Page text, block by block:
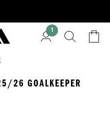
1
26 GOALKEEPER